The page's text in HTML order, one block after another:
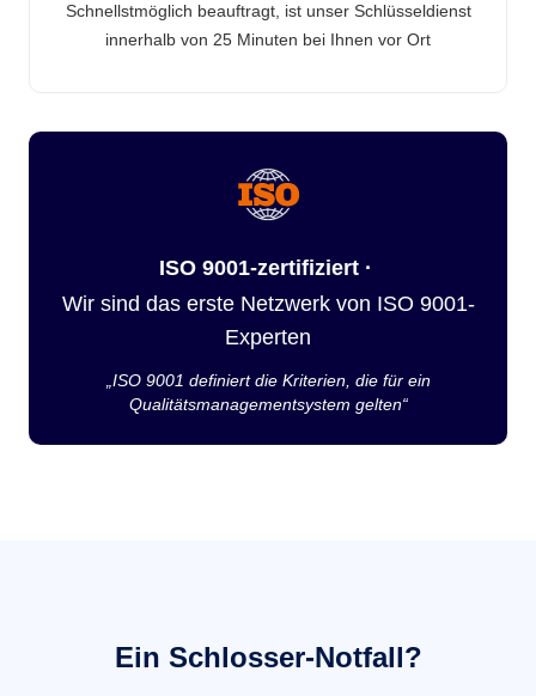
Schnellstmöglich beauftragt, ist unser Schlüsseldienst
innerhalb von 25 Minuten bei Ihnen vor Ort
ISO 9001-zertifiziert ·
Wir sind das erste Netzwerk von ISO 9001-
Experten
„ISO 9001 definiert die Kriterien, die für ein
Qualitätsmanagementsystem gelten“
Ein Schlosser-Notfall?